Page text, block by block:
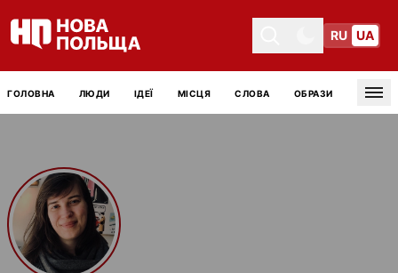
Toggle themeToggle theme
RU UA
ГОЛОВНА ЛЮДИ ІДЕЇ МІСЦЯ СЛОВА ОБРАЗИ